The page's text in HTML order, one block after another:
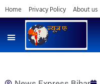
Home Privacy Policy About us